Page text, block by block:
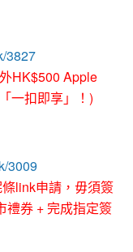
3827
HK$500 Apple
一扣即享」！)
3009
link申請，毋須簽
禮券 + 完成指定簽